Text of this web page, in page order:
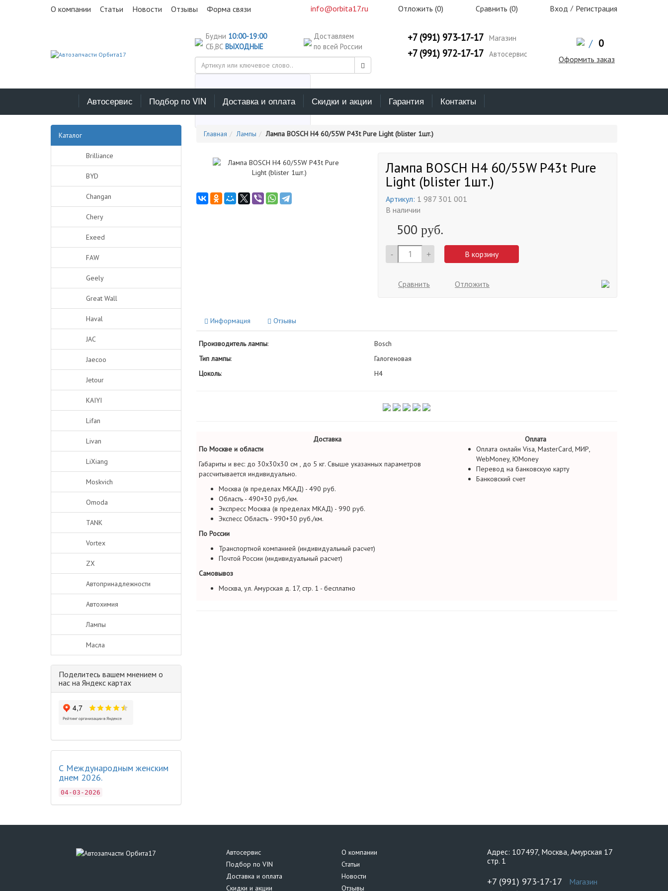
О компании Статьи Новости Отзывы Форма связи info@orbita17.ru Отложить (0) Сравнить (0) Вход / Регистрация
Будни 10:00-19:00
СБ,ВС ВЫХОДНЫЕ
Доставляем
по всей России
Выберите каталог поиска
+7 (991) 973-17-17 Магазин
+7 (991) 972-17-17 Автосервис
/ 0
Оформить заказ
Автосервис Подбор по VIN Доставка и оплата Скидки и акции Гарантия Контакты
Каталог
Brilliance
BYD
Changan
Chery
Exeed
FAW
Geely
Great Wall
Haval
JAC
Jaecoo
Jetour
KAIYI
Lifan
Livan
LiXiang
Moskvich
Omoda
TANK
Vortex
ZX
Автопринадлежности
Автохимия
Лампы
Масла
Поделитесь вашем мнением о
нас на Яндекс картах
С Международным женским
днем 2026.
04-03-2026
Главная Лампы Лампа BOSCH H4 60/55W P43t Pure Light (blister 1шт.)
Лампа BOSCH H4 60/55W P43t Pure
Light (blister 1шт.)
Артикул: 1 987 301 001
В наличии
500 руб.
- + В корзину
Сравнить Отложить
Информация Отзывы
Производитель лампы:
Bosch
Тип лампы:
Галогеновая
Цоколь: H4
Доставка
Оплата
По Москве и области
Габариты и вес: до 30х30х30 см , до 5 кг. Свыше указанных параметров
рассчитывается индивидуально.
Москва (в пределах МКАД) - 490 руб.
Область - 490+30 руб./км.
Экспресс Москва (в пределах МКАД) - 990 руб.
Экспесс Область - 990+30 руб./км.
По России
Транспортной компанией (индивидуальный расчет)
Почтой России (индивидуальный расчет)
Самовывоз
Москва, ул. Амурская д. 17, стр. 1 - бесплатно
Оплата онлайн Visa, MasterCard, МИР,
WebMoney, ЮMoney
Перевод на банковскую карту
Банковский счет
Автосервис
Подбор по VIN
Доставка и оплата
Скидки и акции
О компании
Статьи
Новости
Отзывы
Адрес: 107497, Москва, Амурская 17
стр. 1
+7 (991) 973-17-17 Магазин